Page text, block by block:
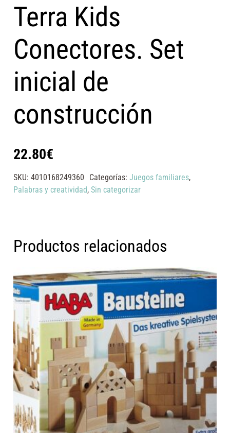
Terra Kids
Conectores. Set
inicial de
construcción
22.80€
SKU:4010168249360 Categorías: Juegos familiares,
Palabras y creatividad,Sin categorizar
Productos relacionados